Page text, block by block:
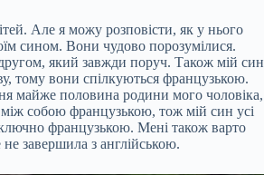
Але я можу розповісти, як у нього
сином. Вони чудово порозумілися.
який завжди поруч. Також мій син
тому вони спілкуються французькою.
майже половина родини мого чоловіка,
між собою французькою, тож мій син усі
французькою. Мені також варто
не завершила з англійською.